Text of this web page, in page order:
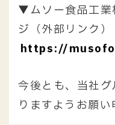
▼ムソー食品工業
ジ（外部リンク）
https://
今後とも、当社
りますようお願い